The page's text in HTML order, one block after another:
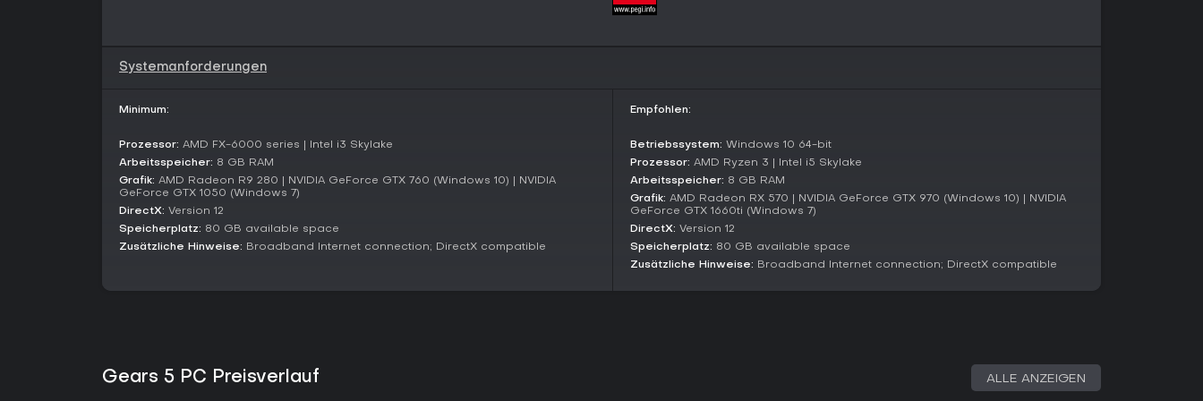
taktisches Shooting und teamorientierte Survival-Challenges mag, findet hier
Systemanforderungen
Minimum:
Prozessor: AMD FX-6000 series | Intel i3 Skylake
Arbeitsspeicher: 8 GB RAM
Grafik: AMD Radeon R9 280 | NVIDIA GeForce GTX 760 (Windows 10) | NVIDIA
GeForce GTX 1050 (Windows 7)
DirectX: Version 12
Speicherplatz: 80 GB available space
Zusätzliche Hinweise: Broadband Internet connection; DirectX compatible
Empfohlen:
Betriebssystem: Windows 10 64-bit
Prozessor: AMD Ryzen 3 | Intel i5 Skylake
Arbeitsspeicher: 8 GB RAM
Grafik: AMD Radeon RX 570 | NVIDIA GeForce GTX 970 (Windows 10) | NVIDIA
GeForce GTX 1660ti (Windows 7)
DirectX: Version 12
Speicherplatz: 80 GB available space
Zusätzliche Hinweise: Broadband Internet connection; DirectX compatible
Gears 5 PC Preisverlauf ALLE ANZEIGEN